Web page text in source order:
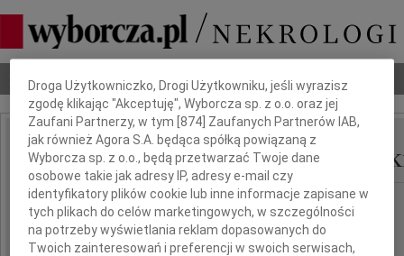
Nekrologi Odeszli Poradnik pogrzebowy
IMIĘ I NAZWISKO: Henryk, Mikołaj
REGION: Katowice
DATA EMISJI: 27.11.2010
Dbamy o Twoją prywatność
Droga Użytkowniczko, Drogi Użytkowniku, jeśli wyrazisz
zgodę klikając "Akceptuję", Wyborcza sp. z o.o. oraz jej
Zaufani Partnerzy, w tym [874 ] Zaufanych Partnerów IAB,
jak również Agora S.A. będąca spółką powiązaną z
Wyborcza sp. z o.o., będą przetwarzać Twoje dane
osobowe takie jak adresy IP, adresy e-mail czy
identyfikatory plików cookie lub inne informacje zapisane w
tych plikach do celów marketingowych, w szczególności
na potrzeby wyświetlania reklam dopasowanych do
Twoich zainteresowań i preferencji w swoich serwisach,